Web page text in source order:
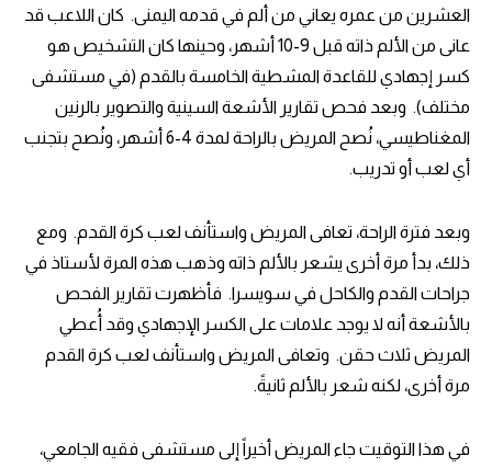
العشرين من عمره يعاني من ألم في قدمه اليمنى. كان اللاعب قد
عانى من الألم ذاته قبل 9-10 أشهر، وحينها كان التشخيص هو
كسر إجهادي للقاعدة المشطية الخامسة بالقدم (في مستشفى
مختلف). وبعد فحص تقارير الأشعة السينية والتصوير بالرنين
المغناطيسي، نُصح المريض بالراحة لمدة 4-6 أشهر، ونُصح بتجنب
أي لعب أو تدريب.
وبعد فترة الراحة، تعافى المريض واستأنف لعب كرة القدم. ومع
ذلك، بدأ مرة أخرى يشعر بالألم ذاته وذهب هذه المرة لأستاذ في
جراحات القدم والكاحل في سويسرا. فأظهرت تقارير الفحص
بالأشعة أنه لا يوجد علامات على الكسر الإجهادي وقد أُعطي
المريض ثلاث حقن. وتعافى المريض واستأنف لعب كرة القدم
مرة أخرى، لكنه شعر بالألم ثانيةً.
في هذا التوقيت جاء المريض أخيراً إلى مستشفى فقيه الجامعي،